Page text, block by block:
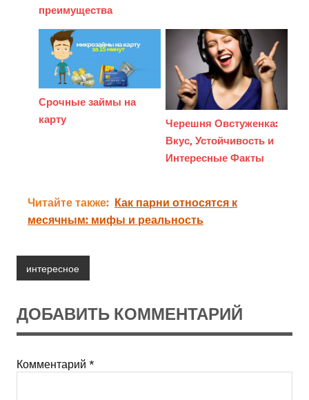
преимущества
Срочные займы на
карту
Черешня Овстуженка:
Вкус, Устойчивость и
Интересные Факты
Читайте также: Как парни относятся к
месячным: мифы и реальность
интересное
ДОБАВИТЬ КОММЕНТАРИЙ
Комментарий *